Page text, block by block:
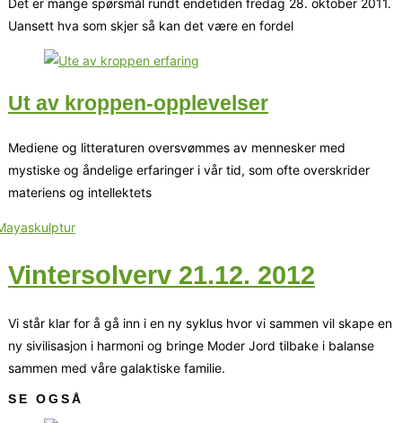
Uansett hva som skjer så kan det være en fordel
Ut av kroppen-opplevelser
Mediene og litteraturen oversvømmes av mennesker med
mystiske og åndelige erfaringer i vår tid, som ofte overskrider
materiens og intellektets
Vintersolverv 21.12. 2012
Vi står klar for å gå inn i en ny syklus hvor vi sammen vil skape en
ny sivilisasjon i harmoni og bringe Moder Jord tilbake i balanse
sammen med våre galaktiske familie.
SE OGSÅ